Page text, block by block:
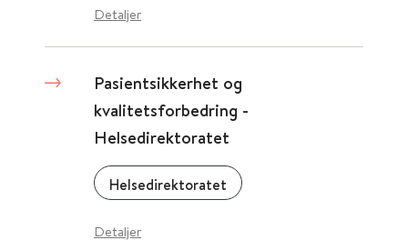
Detaljer
Pasientsikkerhet og
kvalitetsforbedring -
Helsedirektoratet
Helsedirektoratet
Detaljer